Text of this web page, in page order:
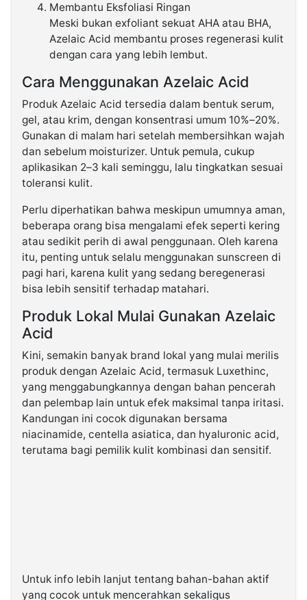
Membantu Eksfoliasi Ringan
Meski bukan exfoliant sekuat AHA atau BHA,
Azelaic Acid membantu proses regenerasi kulit
dengan cara yang lebih lembut.
Cara Menggunakan Azelaic Acid
Produk Azelaic Acid tersedia dalam bentuk serum,
gel, atau krim, dengan konsentrasi umum 10%–20%.
Gunakan di malam hari setelah membersihkan wajah
dan sebelum moisturizer. Untuk pemula, cukup
aplikasikan 2–3 kali seminggu, lalu tingkatkan sesuai
toleransi kulit.
Perlu diperhatikan bahwa meskipun umumnya aman,
beberapa orang bisa mengalami efek seperti kering
atau sedikit perih di awal penggunaan. Oleh karena
itu, penting untuk selalu menggunakan sunscreen di
pagi hari, karena kulit yang sedang beregenerasi
bisa lebih sensitif terhadap matahari.
Produk Lokal Mulai Gunakan Azelaic
Acid
Kini, semakin banyak brand lokal yang mulai merilis
produk dengan Azelaic Acid, termasuk Luxethinc,
yang menggabungkannya dengan bahan pencerah
dan pelembap lain untuk efek maksimal tanpa iritasi.
Kandungan ini cocok digunakan bersama
niacinamide, centella asiatica, dan hyaluronic acid,
terutama bagi pemilik kulit kombinasi dan sensitif.
Untuk info lebih lanjut tentang bahan-bahan aktif
yang cocok untuk mencerahkan sekaligus